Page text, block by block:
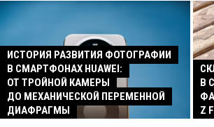
ИСТОРИЯ РАЗВИТИЯ ФОТОГРАФИИ
В СМАРТФОНАХ HUAWEI:
ОТ ТРОЙНОЙ КАМЕРЫ
ДО МЕХАНИЧЕСКОЙ ПЕРЕМЕННОЙ
ДИАФРАГМЫ
В
Z